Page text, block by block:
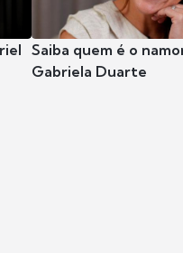
Saiba quem é o
Gabriela Duarte